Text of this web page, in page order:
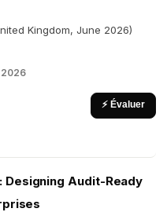
Kingdom, June 2026)
2026
⚡ Évaluer
Designing Audit-Ready